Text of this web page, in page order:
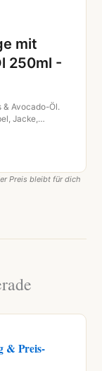
mit
250ml -
& Avocado-Öl.
Jacke,…
Preis bleibt für dich
& Preis-